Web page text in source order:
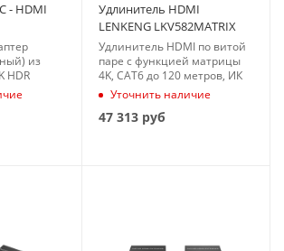
- HDMI
из
HDR
Удлинитель HDMI
LENKENG LKV582MATRIX
Удлинитель HDMI по витой
паре с функцией матрицы
4K, CAT6 до 120 метров, ИК
Уточнить наличие
47 313 руб